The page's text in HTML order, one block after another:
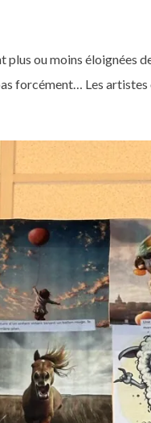
ou moins éloignées
forcément… Les